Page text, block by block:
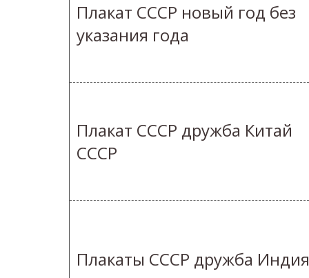
Плакат СССР новый год без
указания года
Плакат СССР дружба Китай
СССР
Плакаты СССР дружба Индия